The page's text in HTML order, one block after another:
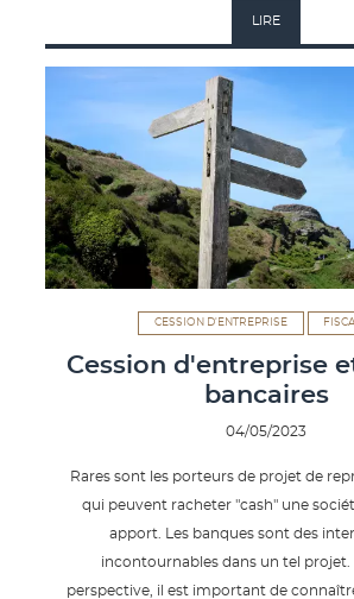
LIRE
CESSION D'ENTREPRISE
Cession d'entreprise
bancaires
04/05/2023
Rares sont les porteurs de projet de
qui peuvent racheter "cash" une
apport. Les banques sont des
incontournables dans un tel projet.
perspective, il est important de